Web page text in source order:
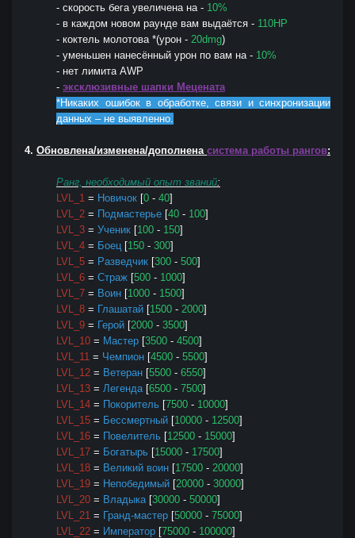
- скорость бега увеличена на - 10%
- в каждом новом раунде вам выдаётся - 110HP
- коктель молотова *(урон - 20dmg)
- уменьшен нанесённый урон по вам на - 10%
- нет лимита AWP
- эксклюзивные шапки Мецената
*Никаких ошибок в обработке, связи и синхронизации
данных – не выявленно.
4. Обновлена/изменена/дополнена система работы рангов:
Ранг, необходимый опыт званий:
LVL_1 = Новичок [0 - 40]
LVL_2 = Подмастерье [40 - 100]
LVL_3 = Ученик [100 - 150]
LVL_4 = Боец [150 - 300]
LVL_5 = Разведчик [300 - 500]
LVL_6 = Страж [500 - 1000]
LVL_7 = Воин [1000 - 1500]
LVL_8 = Глашатай [1500 - 2000]
LVL_9 = Герой [2000 - 3500]
LVL_10 = Мастер [3500 - 4500]
LVL_11 = Чемпион [4500 - 5500]
LVL_12 = Ветеран [5500 - 6550]
LVL_13 = Легенда [6500 - 7500]
LVL_14 = Покоритель [7500 - 10000]
LVL_15 = Бессмертный [10000 - 12500]
LVL_16 = Повелитель [12500 - 15000]
LVL_17 = Богатырь [15000 - 17500]
LVL_18 = Великий воин [17500 - 20000]
LVL_19 = Непобедимый [20000 - 30000]
LVL_20 = Владыка [30000 - 50000]
LVL_21 = Гранд-мастер [50000 - 75000]
LVL_22 = Император [75000 - 100000]